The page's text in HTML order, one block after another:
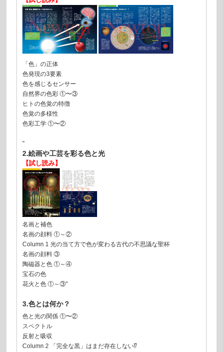
「色」の正体
色発現の3要素
色を感じるセンサー
自然界の色彩 ①〜③
ヒトの色覚の特徴
色覚の多様性
色彩工学 ①〜②
"
2.絵画や工芸を彩る色と光
【試し読み】
名画と補色
名画の顔料 ①～②
Column 1 光の当て方で色が変わる古代の不思議な聖杯
名画の顔料 ③
陶磁器と色 ①～④
宝石の色
花火と色 ①～③"
3.色とは何か？
色と光の関係 ①〜②
スペクトル
反射と吸収
Column 2 「完全な黒」はまだ存在しない⁉